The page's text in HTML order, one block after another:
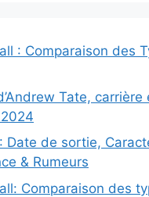
: Comparaison des
Tate, carrière
Date de sortie,
& Rumeurs
Comparaison des